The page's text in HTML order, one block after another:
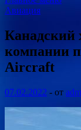
Авиация
Канадский
компании
Aircraft
07.02.2022 - от